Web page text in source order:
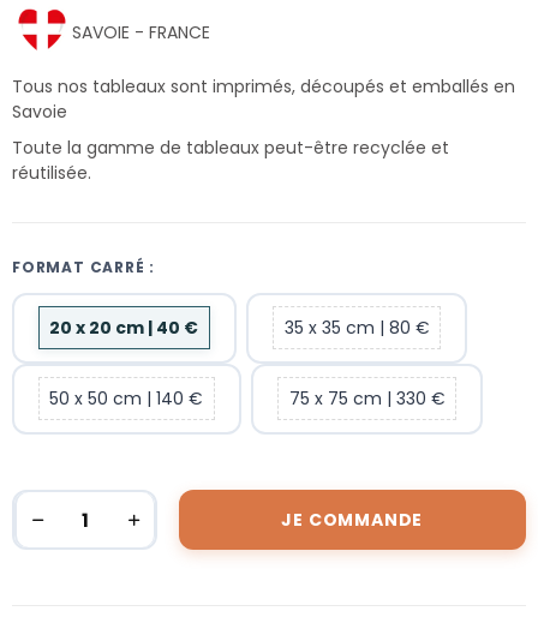
SAVOIE - FRANCE
Tous nos tableaux sont imprimés, découpés et emballés en
Savoie
Toute la gamme de tableaux peut-être recyclée et
réutilisée.
FORMAT CARRÉ :
20 x 20 cm | 40 € 35 x 35 cm | 80 €
50 x 50 cm | 140 € 75 x 75 cm | 330 €
JE COMMANDE